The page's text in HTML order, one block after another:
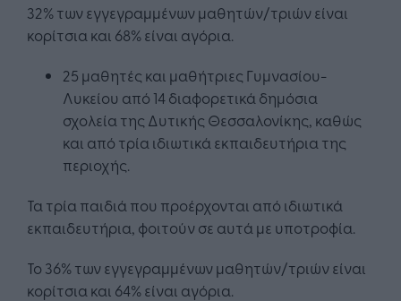
32% των εγγεγραμμένων μαθητών/τριών είναι
κορίτσια και 68% είναι αγόρια.
25 μαθητές και μαθήτριες Γυμνασίου-
Λυκείου από 14 διαφορετικά δημόσια
σχολεία της Δυτικής Θεσσαλονίκης, καθώς
και από τρία ιδιωτικά εκπαιδευτήρια της
περιοχής.
Τα τρία παιδιά που προέρχονται από ιδιωτικά
εκπαιδευτήρια, φοιτούν σε αυτά με υποτροφία.
Το 36% των εγγεγραμμένων μαθητών/τριών είναι
κορίτσια και 64% είναι αγόρια.